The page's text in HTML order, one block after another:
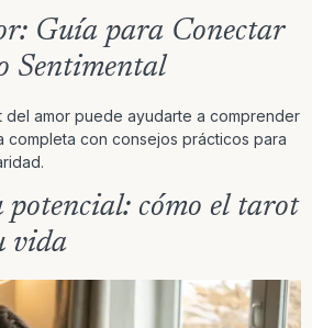
Guía para Conectar
Sentimental
del amor puede ayudarte a comprender
completa con consejos prácticos para
potencial: cómo el tarot
vida